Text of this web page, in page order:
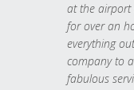
at the airport
for over an
everything
company to
fabulous